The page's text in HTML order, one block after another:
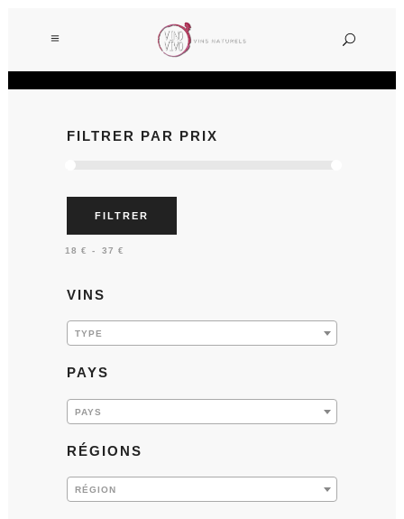
FILTRER PAR PRIX
FILTRER
18 €— 37 €
VINS
TYPE
PAYS
PAYS
RÉGIONS
RÉGION